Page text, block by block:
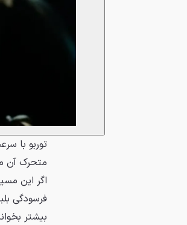
متحرک آن
اگر این
فرسودگی
بیشتر